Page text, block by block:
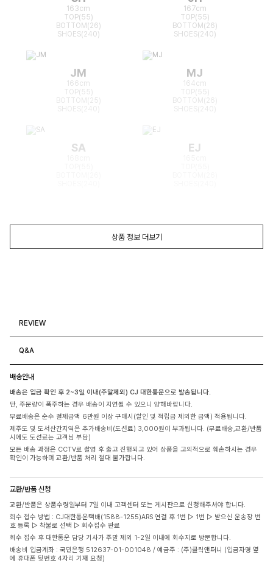
163cm
TOP(55)
BOTTOM(26)
SHOES(240)
167cm
TOP(55)
BOTTOM(26)
SHOES(240)
JM
166cm
TOP(55)
BOTTOM(25)
MJ
164cm
TOP(55)
BOTTOM(26)
SA EJ
상품 정보 더보기
REVIEW
Q&A
배송안내
배송은 입금 확인 후 2~3일 이내(주말제외) CJ 대한통운으로 발송됩니다.
단, 주문량이 폭주하는 경우 배송이 지연될 수 있으니 양해바랍니다.
무료배송은 순수 결제금액 6만원 이상 구매시(할인 및 적립금 제외한 금액) 적용됩니다.
제주도 및 도서산간지역은 추가배송비(도선료) 3,000원이 부과됩니다. (무료배송,교환/반품
시에도 도선료는 고객님 부담)
모든 배송 과정은 CCTV로 촬영 후 출고 진행되고 있어 상품을 고의적으로 훼손하시는 경우
확인이 가능하며 교환/반품 처리 절대 불가합니다.
교환/반품 신청
교환/반품은 상품수령일부터 7일 이내 고객센터 또는 게시판으로 신청해주셔야 합니다.
회수 접수 방법 : CJ대한통운택배(1588-1255)ARS 연결 후 1번 ▷ 1번 ▷ 받으신 운송장 번
호 등록 ▷ 착불로 선택 ▷ 회수접수 완료
회수 접수 후 대한통운 담당 기사가 주말 제외 1-2일 이내에 회수지로 방문합니다.
배송비 입금계좌 : 국민은행 512637-01-001048 / 예금주 : (주)클릭앤퍼니 (입금자명 옆
에 휴대폰 뒷번호 4자리 기재 요청)